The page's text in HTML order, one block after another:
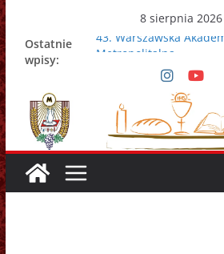
Przejdź
do
treści
8 sierpnia 2026
Ostatnie
wpisy:
43. Warszawska
Metropolitalna
Nowy Papież – Leon XIV
Zmarł papież Franciszek
Adrian Galbas nowym
warszawskim
Zmarł ks. prałat